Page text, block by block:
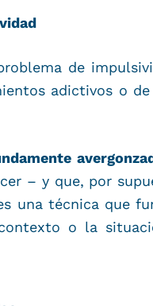
de
adictivos o
– y que, por
una técnica que
o la